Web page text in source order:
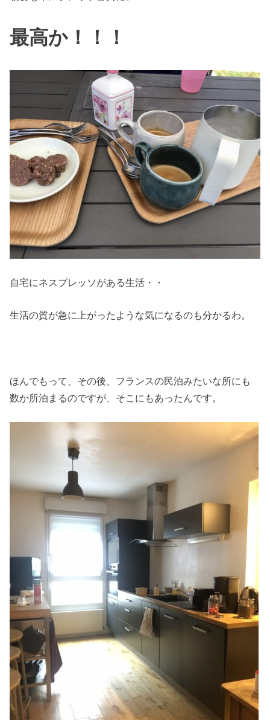
最高か！！！
自宅にネスプレッソがある生活・・
生活の質が急に上がったような気になるのも分かるわ。
ほんでもって、その後、フランスの民泊みたいな所にも
数か所泊まるのですが、そこにもあったんです。